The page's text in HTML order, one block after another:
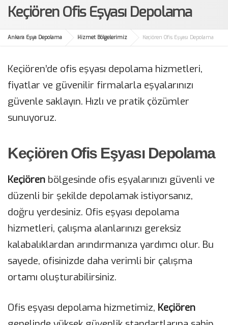
Keçiören Ofis Eşyası Depolama
Ankara Eşya Depolama Hizmet Bölgelerimiz Keçiören Ofis Eşyası Depolama
Keçiören’de ofis eşyası depolama hizmetleri,
fiyatlar ve güvenilir firmalarla eşyalarınızı
güvenle saklayın. Hızlı ve pratik çözümler
sunuyoruz.
Keçiören Ofis Eşyası Depolama
Keçiören bölgesinde ofis eşyalarınızı güvenli ve
düzenli bir şekilde depolamak istiyorsanız,
doğru yerdesiniz. Ofis eşyası depolama
hizmetleri, çalışma alanlarınızı gereksiz
kalabalıklardan arındırmanıza yardımcı olur. Bu
sayede, ofisinizde daha verimli bir çalışma
ortamı oluşturabilirsiniz.
Ofis eşyası depolama hizmetimiz, Keçiören